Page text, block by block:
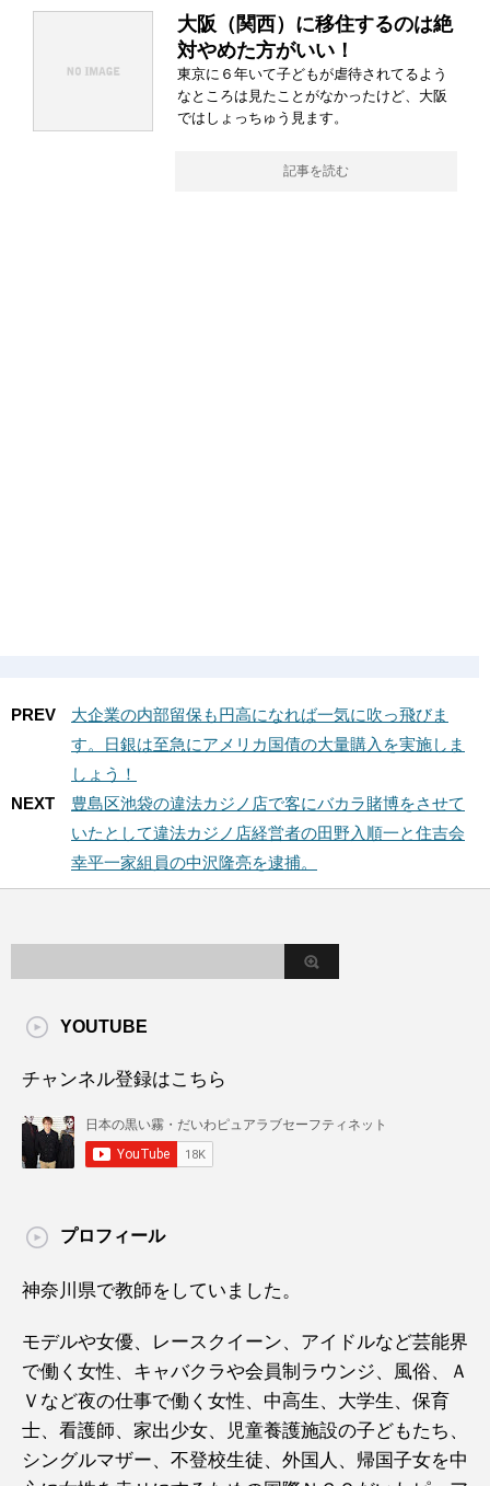
大阪（関西）に移住するのは絶
対やめた方がいい！
東京に６年いて子どもが虐待されてるよう
なところは見たことがなかったけど、大阪
ではしょっちゅう見ます。
記事を読む
PREV
大企業の内部留保も円高になれば一気に吹っ飛びま
す。日銀は至急にアメリカ国債の大量購入を実施しま
しょう！
NEXT
豊島区池袋の違法カジノ店で客にバカラ賭博をさせて
いたとして違法カジノ店経営者の田野入順一と住吉会
幸平一家組員の中沢隆亮を逮捕。
YOUTUBE
チャンネル登録はこちら
プロフィール
神奈川県で教師をしていました。
モデルや女優、レースクイーン、アイドルなど芸能界
で働く女性、キャバクラや会員制ラウンジ、風俗、Ａ
Ｖなど夜の仕事で働く女性、中高生、大学生、保育
士、看護師、家出少女、児童養護施設の子どもたち、
シングルマザー、不登校生徒、外国人、帰国子女を中